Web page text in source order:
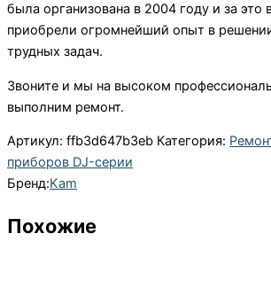
была организована в 2004 году и за это
приобрели огромнейший опыт в
трудных задач.
Звоните и мы на высоком
выполним ремонт.
Артикул: ffb3d647b3eb Категория:
приборов DJ-серии
Бренд:Kam
Похожие